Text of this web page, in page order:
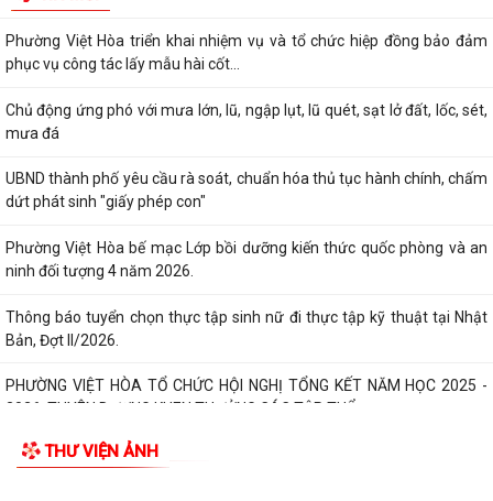
Bản, Đợt II/2026.
2026, TUYÊN DƯƠNG KHEN THƯỞNG CÁC TẬP THỂ,...
NGHỊ LẦN THỨ BA BAN CHẤP HÀNH TRUNG...
PHONG TRÀO NÔNG DÂN 6 THÁNG ĐẦU NĂM 2026...
2026) HĐND thành phố khóa XVII
Phường Việt Hòa khai mạc lớp bồi dưỡng kiến thức quốc phòng và an
ninh cho đối tượng 4 năm 2026
Thành phố đặt mục tiêu giữ vững nhóm 5, phấn đấu vào nhóm 3 cả
nước về Chỉ số PCI đến năm 2030
THƯ VIỆN ẢNH